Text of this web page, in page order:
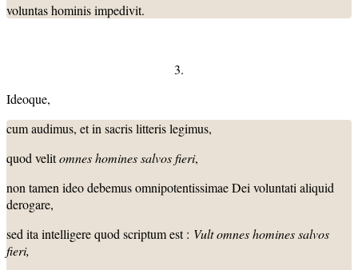
voluntas hominis impedivit.
3.
Ideoque,
cum audimus, et in sacris litteris legimus,
quod velitomnes homines salvos fieri,
non tamen ideo debemus omnipotentissimae Dei voluntati aliquid
derogare,
sed ita intelligere quod scriptum est : Vult omnes homines salvos
fieri,